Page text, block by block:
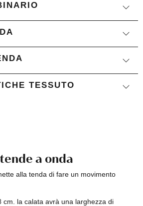
TESSUTO
a onda
alla tenda di fare un movimento
cm. la calata avrà una larghezza di